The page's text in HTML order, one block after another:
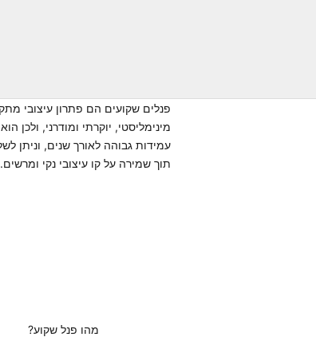
פנלים שקועים הם פתרון עיצובי
מינימליסטי, יוקרתי ומודרני, ולכן
עמידות גבוהה לאורך שנים, וניתן
תוך שמירה על קו עיצובי נקי ומרשים.
מהו פנל שקוע?